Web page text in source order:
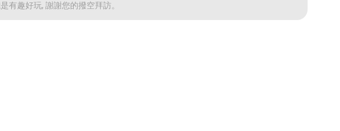
有趣好玩, 謝謝您的撥空拜訪。